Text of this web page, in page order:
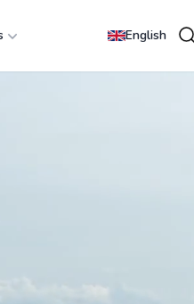
English